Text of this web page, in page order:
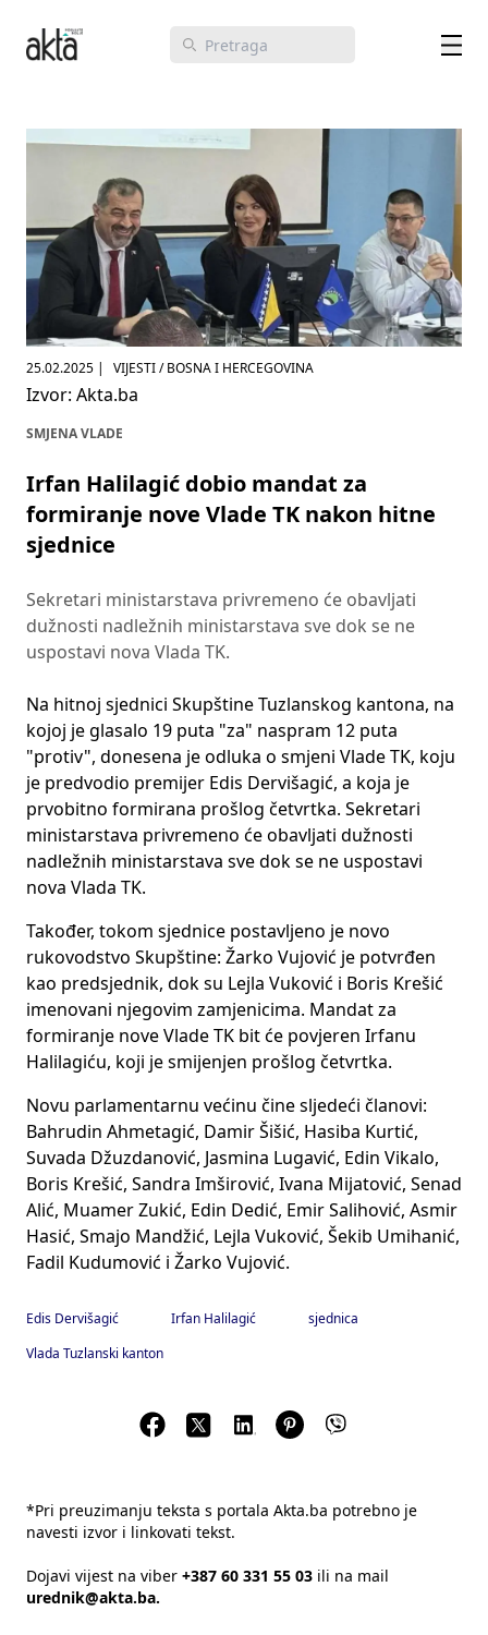
25.02.2025 | VIJESTI / BOSNA I HERCEGOVINA
Izvor: Akta.ba
SMJENA VLADE
Irfan Halilagić dobio mandat za
formiranje nove Vlade TK nakon hitne
sjednice
Sekretari ministarstava privremeno će obavljati
dužnosti nadležnih ministarstava sve dok se ne
uspostavi nova Vlada TK.
Na hitnoj sjednici Skupštine Tuzlanskog kantona, na
kojoj je glasalo 19 puta "za" naspram 12 puta
"protiv", donesena je odluka o smjeni Vlade TK, koju
je predvodio premijer Edis Dervišagić, a koja je
prvobitno formirana prošlog četvrtka. Sekretari
ministarstava privremeno će obavljati dužnosti
nadležnih ministarstava sve dok se ne uspostavi
nova Vlada TK.
Također, tokom sjednice postavljeno je novo
rukovodstvo Skupštine: Žarko Vujović je potvrđen
kao predsjednik, dok su Lejla Vuković i Boris Krešić
imenovani njegovim zamjenicima. Mandat za
formiranje nove Vlade TK bit će povjeren Irfanu
Halilagiću, koji je smijenjen prošlog četvrtka.
Novu parlamentarnu većinu čine sljedeći članovi:
Bahrudin Ahmetagić, Damir Šišić, Hasiba Kurtić,
Suvada Džuzdanović, Jasmina Lugavić, Edin Vikalo,
Boris Krešić, Sandra Imširović, Ivana Mijatović, Senad
Alić, Muamer Zukić, Edin Dedić, Emir Salihović, Asmir
Hasić, Smajo Mandžić, Lejla Vuković, Šekib Umihanić,
Fadil Kudumović i Žarko Vujović.
Edis Dervišagić Irfan Halilagić
sjednica
Vlada Tuzlanski kanton
*Pri preuzimanju teksta s portala Akta.ba potrebno je
navesti izvor i linkovati tekst.
Dojavi vijest na viber +387 60 331 55 03 ili na mail
urednik@akta.ba.